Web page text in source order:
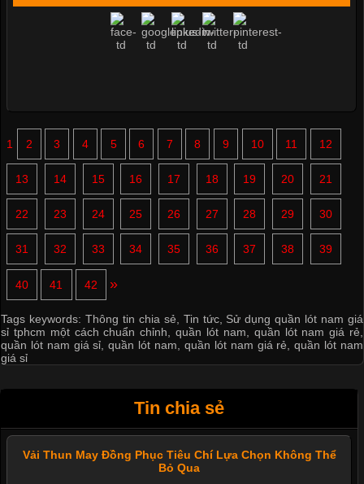
1 2 3 4 5 6 7 8 9 10 11 12
13 14 15 16 17 18 19 20 21
22 23 24 25 26 27 28 29 30
31 32 33 34 35 36 37 38 39
40 41 42 »
Tags keywords: Thông tin chia sẻ Tin tức, Sử dụng quần lót nam giá
sỉ tphcm một cách chuẩn chỉnh ,quần lót nam quần lót nam giá rẻ
quần lót nam giá sỉ ,quần lót nam quần lót nam giá rẻ ,quần lót nam
giá sỉ
Tin chia sẻ
Vải Thun May Đồng Phục Tiêu Chí Lựa Chọn Không Thể
Bỏ Qua